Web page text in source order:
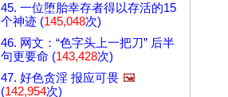
45. 一位堕胎幸存者得以存活的15
个神迹 (145,048次)
46. 网文：“色字头上一把刀” 后半
句更要命 (143,428次)
47. 好色贪淫 报应可畏 🖼️
(142,954次)